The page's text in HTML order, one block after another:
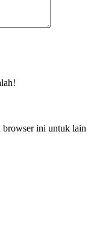
browser ini untuk lain